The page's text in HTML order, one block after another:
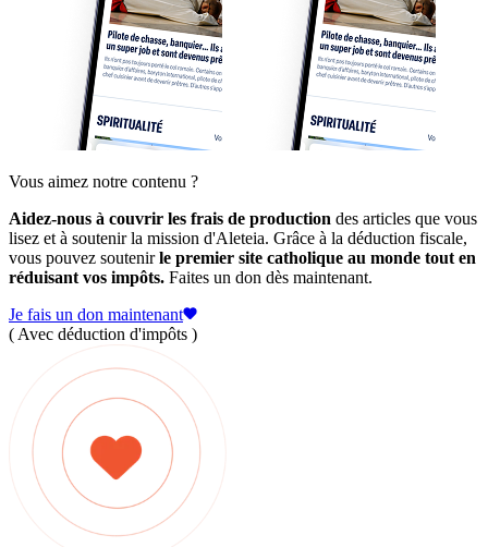
Vous aimez notre contenu ?
Aidez-nous à couvrir les frais de production des articles que vous
lisez et à soutenir la mission d'Aleteia. Grâce à la déduction fiscale,
vous pouvez soutenirle premier site catholique au monde tout en
réduisant vos impôts. Faites un don dès maintenant.
Je fais un don maintenant
( Avec déduction d'impôts )